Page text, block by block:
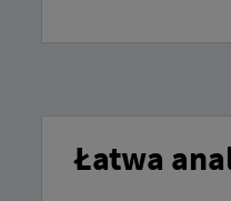
Łatwa